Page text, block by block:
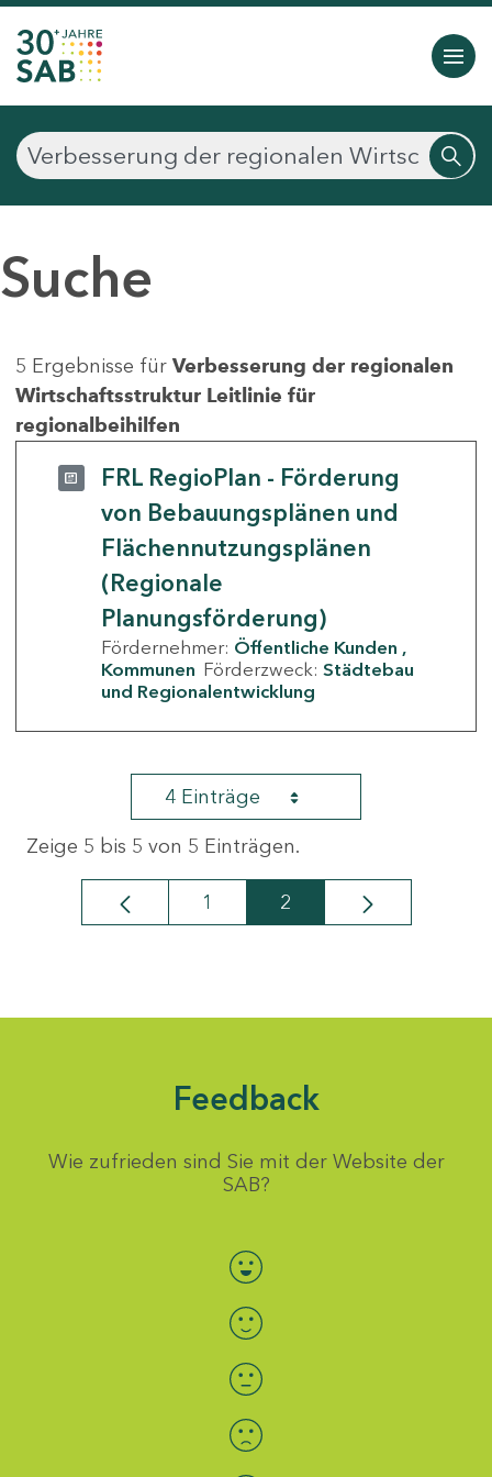
Suche
5 Ergebnisse für Verbesserung der regionalen
Wirtschaftsstruktur Leitlinie für
regionalbeihilfen
FRL RegioPlan - Förderung
von Bebauungsplänen und
Flächennutzungsplänen
(Regionale
Planungsförderung)
Fördernehmer: Öffentliche Kunden
Kommunen Förderzweck: Städtebau
und Regionalentwicklung
4 Einträge
Zeige 5 bis 5 von 5 Einträgen.
Seite
1 Seite
2
Feedback
Wie zufrieden sind Sie mit der Website der
SAB?
Bewertung auswählen